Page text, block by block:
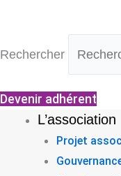
contenu
Rechercher
Devenir adhérent
L’association
Projet